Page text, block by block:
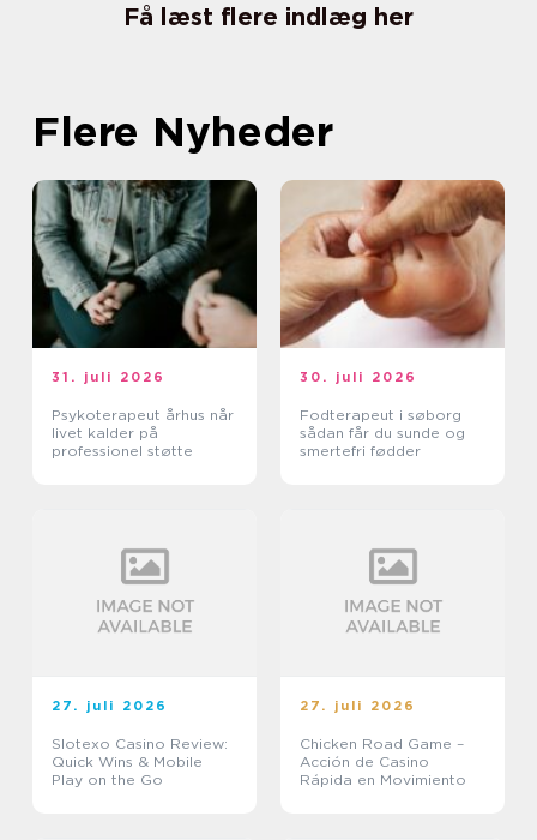
Få læst flere indlæg her
Flere Nyheder
31. juli 2026
Psykoterapeut århus når
livet kalder på
professionel støtte
30. juli 2026
Fodterapeut i søborg
sådan får du sunde og
smertefri fødder
27. juli 2026
Slotexo Casino Review:
Quick Wins & Mobile
Play on the Go
27. juli 2026
Chicken Road Game –
Acción de Casino
Rápida en Movimiento